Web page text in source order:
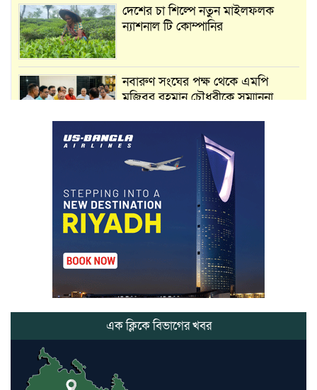
দেশের চা শিল্পে নতুন মাইলফলক
ন্যাশনাল টি কোম্পানির
নবারুণ সংঘের পক্ষ থেকে এমপি
মুজিবুর রহমান চৌধুরীকে সম্মাননা
মার্শাল আর্ট ক্লাব কাপে ‘জুসা মার্শাল
আর্ট’ এর সাফল্য, শ্রীমঙ্গলের আয়াত ও
আইরাহ ঝুলিতে ৪ পদক
লাউয়াছড়া জাতীয় উদ্যানের সিএমসি
হিসাবরক্ষক আবজালুল হকের
মৃত্যুতে,এলাকায় শোকের ছায়া
ভোলাগঞ্জ স্থলবন্দরে এলসি আটকে
হয়রানির অভিযোগ, বিএনপির সাবেক
সভাপতির
গলিত মরদেহ উদ্ধার
এক ক্লিকে বিভাগের খবর